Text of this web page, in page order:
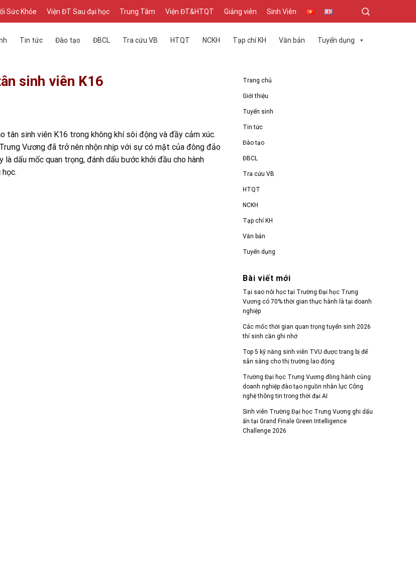
Sức Khỏe Viện ĐT Sau đại học Trung Tâm Viện ĐT&HTQT Giảng viên Sinh Viên
Tin tức Đào tạo ĐBCL Tra cứu VB HTQT NCKH Tạp chí KH Văn bản Tuyển dụng
sinh viên K16
tân sinh viên K16 trong không khí sôi động và đầy cảm xúc.
Vương đã trở nên nhộn nhịp với sự có mặt của đông đảo
dấu mốc quan trọng, đánh dấu bước khởi đầu cho hành
Trang chủ
Giới thiệu
Tuyển sinh
Tin tức
Đào tạo
ĐBCL
Tra cứu VB
HTQT
NCKH
Tạp chí KH
Văn bản
Tuyển dụng
Bài viết mới
Tại sao nói học tại Trường Đại học Trưng
Vương có 70% thời gian thực hành là tại doanh
nghiệp
Các mốc thời gian quan trọng tuyển sinh 2026
thí sinh cần ghi nhớ
Top 5 kỹ năng sinh viên TVU được trang bị để
sẵn sàng cho thị trường lao động
Trường Đại học Trưng Vương đồng hành cùng
doanh nghiệp đào tạo nguồn nhân lực Công
nghệ thông tin trong thời đại AI
Sinh viên Trường Đại học Trưng Vương ghi dấu
ấn tại Grand Finale Green Intelligence
Challenge 2026